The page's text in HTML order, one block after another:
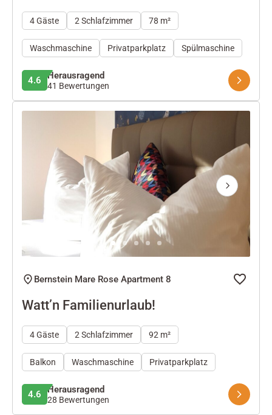
4 Gäste 2 Schlafzimmer 78 m²
Waschmaschine Privatparkplatz Spülmaschine
4.6 Herausragend
41 Bewertungen
Next
Bernstein Mare Rose Apartment 8
Watt’n Familienurlaub!
4 Gäste 2 Schlafzimmer 92 m²
Balkon Waschmaschine Privatparkplatz
4.6 Herausragend
28 Bewertungen